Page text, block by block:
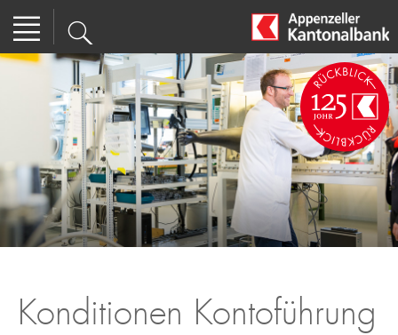
Konditionen Kontoführung